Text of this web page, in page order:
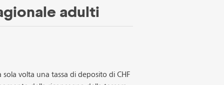
adulti
sola volta una tassa di deposito di CHF